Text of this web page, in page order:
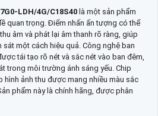
LDH/4G/C18S40là một sản phẩm
quan trọng. Điểm nhấn ấn tượng có thể
âm và phát lại âm thanh rõ ràng, giúp
một cách hiệu quả. Công nghệ ban
tái tạo rõ nét và sắc nét vào ban đêm,
trong môi trường ánh sáng yếu. Chip
hình ảnh thu được mang nhiều màu sắc
phẩm này là chính hãng, được phân